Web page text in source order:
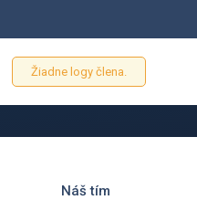
Žiadne logy člena.
Náš tím